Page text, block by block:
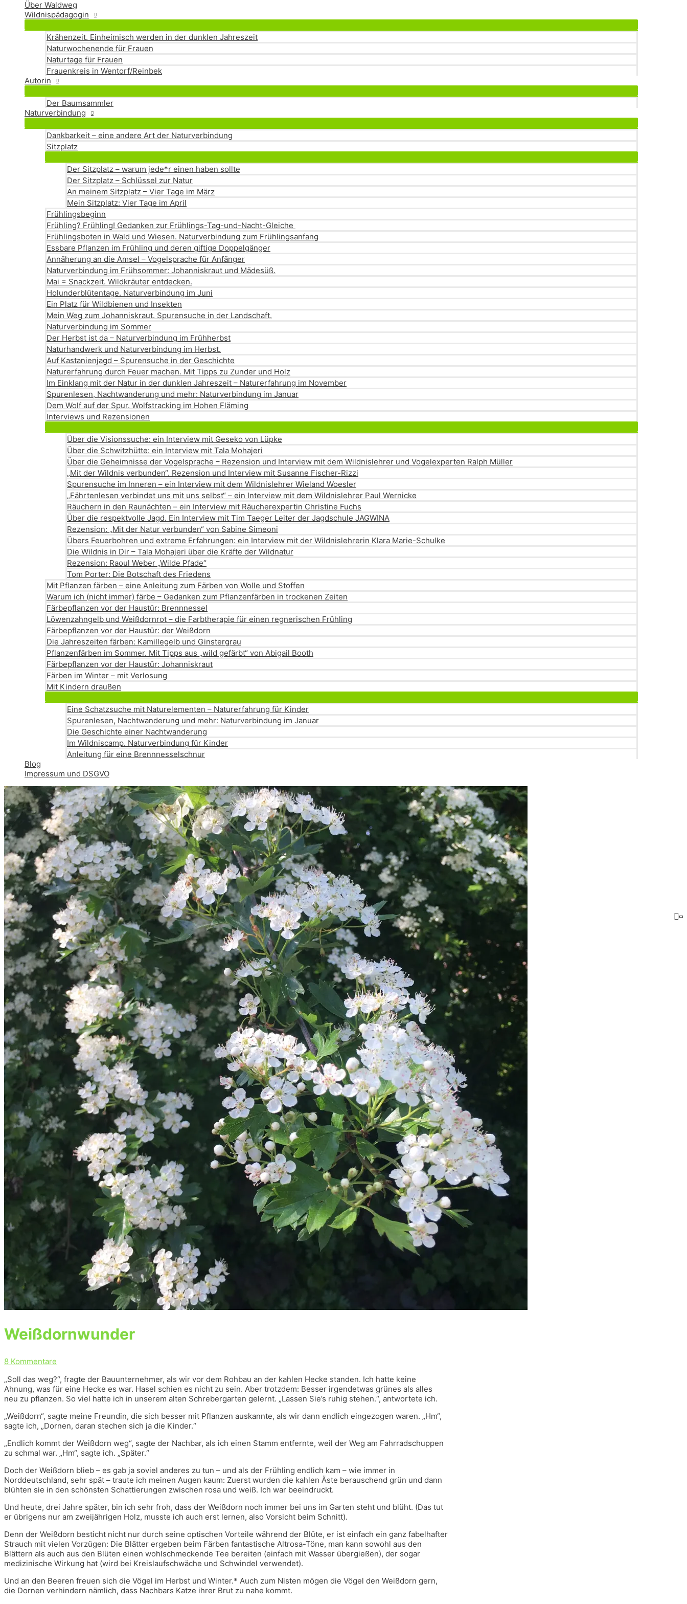
Über Waldweg
Wildnispädagogin
Krähenzeit. Einheimisch werden in der dunklen Jahreszeit
Naturwochenende für Frauen
Naturtage für Frauen
Frauenkreis in Wentorf/Reinbek
Autorin
Der Baumsammler
Naturverbindung
Dankbarkeit – eine andere Art der Naturverbindung
Sitzplatz
Der Sitzplatz – warum jede*r einen haben sollte
Der Sitzplatz – Schlüssel zur Natur
An meinem Sitzplatz – Vier Tage im März
Mein Sitzplatz: Vier Tage im April
Frühlingsbeginn
Frühling? Frühling! Gedanken zur Frühlings-Tag-und-Nacht-Gleiche
Frühlingsboten in Wald und Wiesen. Naturverbindung zum Frühlingsanfang
Essbare Pflanzen im Frühling und deren giftige Doppelgänger
Annäherung an die Amsel – Vogelsprache für Anfänger
Naturverbindung im Frühsommer: Johanniskraut und Mädesüß.
Mai = Snackzeit. Wildkräuter entdecken.
Holunderblütentage. Naturverbindung im Juni
Ein Platz für Wildbienen und Insekten
Mein Weg zum Johanniskraut. Spurensuche in der Landschaft.
Naturverbindung im Sommer
Der Herbst ist da – Naturverbindung im Frühherbst
Naturhandwerk und Naturverbindung im Herbst.
Auf Kastanienjagd – Spurensuche in der Geschichte
Naturerfahrung durch Feuer machen. Mit Tipps zu Zunder und Holz
Im Einklang mit der Natur in der dunklen Jahreszeit – Naturerfahrung im November
Spurenlesen, Nachtwanderung und mehr: Naturverbindung im Januar
Dem Wolf auf der Spur. Wolfstracking im Hohen Fläming
Interviews und Rezensionen
Über die Visionssuche: ein Interview mit Geseko von Lüpke
Über die Schwitzhütte: ein Interview mit Tala Mohajeri
Über die Geheimnisse der Vogelsprache – Rezension und Interview mit dem Wildnislehrer und Vogelexperten Ralph Müller
„Mit der Wildnis verbunden“. Rezension und Interview mit Susanne Fischer-Rizzi
Spurensuche im Inneren – ein Interview mit dem Wildnislehrer Wieland Woesler
„Fährtenlesen verbindet uns mit uns selbst“ – ein Interview mit dem Wildnislehrer Paul Wernicke
Räuchern in den Raunächten – ein Interview mit Räucherexpertin Christine Fuchs
Über die respektvolle Jagd. Ein Interview mit Tim Taeger Leiter der Jagdschule JAGWINA
Rezension: „Mit der Natur verbunden“ von Sabine Simeoni
Übers Feuerbohren und extreme Erfahrungen: ein Interview mit der Wildnislehrerin Klara Marie-Schulke
Die Wildnis in Dir – Tala Mohajeri über die Kräfte der Wildnatur
Rezension: Raoul Weber „Wilde Pfade“
Tom Porter: Die Botschaft des Friedens
Mit Pflanzen färben – eine Anleitung zum Färben von Wolle und Stoffen
Warum ich (nicht immer) färbe – Gedanken zum Pflanzenfärben in trockenen Zeiten
Färbepflanzen vor der Haustür: Brennnessel
Löwenzahngelb und Weißdornrot – die Farbtherapie für einen regnerischen Frühling
Färbepflanzen vor der Haustür: der Weißdorn
Die Jahreszeiten färben: Kamillegelb und Ginstergrau
Pflanzenfärben im Sommer. Mit Tipps aus „wild gefärbt“ von Abigail Booth
Färbepflanzen vor der Haustür: Johanniskraut
Färben im Winter – mit Verlosung
Mit Kindern draußen
Eine Schatzsuche mit Naturelementen – Naturerfahrung für Kinder
Spurenlesen, Nachtwanderung und mehr: Naturverbindung im Januar
Die Geschichte einer Nachtwanderung
Im Wildniscamp. Naturverbindung für Kinder
Anleitung für eine Brennnesselschnur
Blog
Impressum und DSGVO
Weißdornwunder
8 Kommentare
„Soll das weg?“, fragte der Bauunternehmer, als wir vor dem Rohbau an der kahlen Hecke standen. Ich hatte keine
Ahnung, was für eine Hecke es war. Hasel schien es nicht zu sein. Aber trotzdem: Besser irgendetwas grünes als alles
neu zu pflanzen. So viel hatte ich in unserem alten Schrebergarten gelernt. „Lassen Sie’s ruhig stehen.“, antwortete ich.
„Weißdorn“, sagte meine Freundin, die sich besser mit Pflanzen auskannte, als wir dann endlich eingezogen waren. „Hm“,
sagte ich, „Dornen, daran stechen sich ja die Kinder.“
„Endlich kommt der Weißdorn weg“, sagte der Nachbar, als ich einen Stamm entfernte, weil der Weg am Fahrradschuppen
zu schmal war. „Hm“, sagte ich. „Später.“
Doch der Weißdorn blieb – es gab ja soviel anderes zu tun – und als der Frühling endlich kam – wie immer in
Norddeutschland, sehr spät – traute ich meinen Augen kaum: Zuerst wurden die kahlen Äste berauschend grün und dann
blühten sie in den schönsten Schattierungen zwischen rosa und weiß. Ich war beeindruckt.
Und heute, drei Jahre später, bin ich sehr froh, dass der Weißdorn noch immer bei uns im Garten steht und blüht. (Das tut
er übrigens nur am zweijährigen Holz, musste ich auch erst lernen, also Vorsicht beim Schnitt).
Denn der Weißdorn besticht nicht nur durch seine optischen Vorteile während der Blüte, er ist einfach ein ganz fabelhafter
Strauch mit vielen Vorzügen: Die Blätter ergeben beim Färben fantastische Altrosa-Töne, man kann sowohl aus den
Blättern als auch aus den Blüten einen wohlschmeckende Tee bereiten (einfach mit Wasser übergießen), der sogar
medizinische Wirkung hat (wird bei Kreislaufschwäche und Schwindel verwendet).
Und an den Beeren freuen sich die Vögel im Herbst und Winter.* Auch zum Nisten mögen die Vögel den Weißdorn gern,
die Dornen verhindern nämlich, dass Nachbars Katze ihrer Brut zu nahe kommt.